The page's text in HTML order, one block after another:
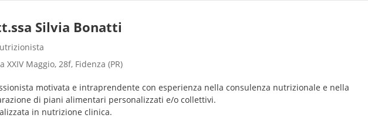
Silvia Bonatti
XXIV Maggio, 28f, Fidenza (PR)
motivata e intraprendente con esperienza nella consulenza nutrizionale e nella
di piani alimentari personalizzati e/o collettivi.
in nutrizione clinica.